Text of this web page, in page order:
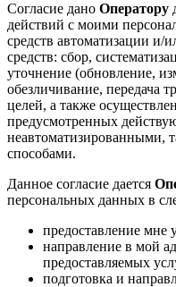
Согласие дано Оператору
действий с моими
средств автоматизации и/
средств: сбор,
уточнение (обновление,
обезличивание, передача
целей, а также
предусмотренных
неавтоматизированными,
способами.
Данное согласие дается
персональных данных в
предоставление мне
направление в мой
предоставляемых
подготовка и